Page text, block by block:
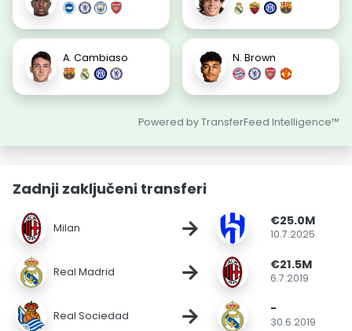
A. Cambiaso N. Brown
Powered by TransferFeed Intelligence™
Zadnji zaključeni transferi
Milan → €25.0M
10.7.2025
Real Madrid → €21.5M
6.7.2019
Real Sociedad → -
30.6.2019